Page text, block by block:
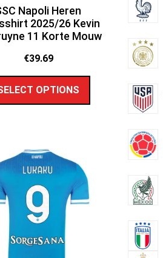
Napoli Heren
2025/26 Kevin
11 Korte Mouw
€39.69
OPTIONS